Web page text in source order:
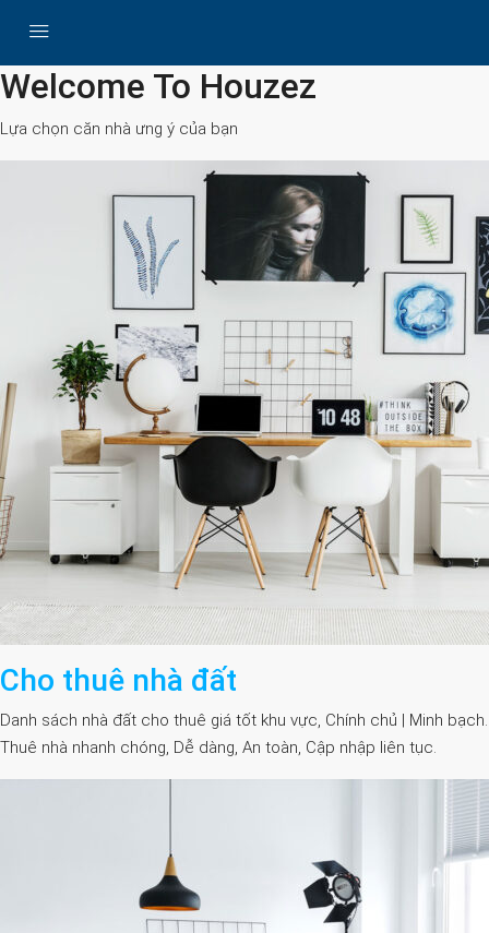
Search
Welcome To Houzez
Lựa chọn căn nhà ưng ý của bạn
Cho thuê nhà đất
Danh sách nhà đất cho thuê giá tốt khu vực, Chính chủ | Minh bạch.
Thuê nhà nhanh chóng, Dễ dàng, An toàn, Cập nhập liên tục.